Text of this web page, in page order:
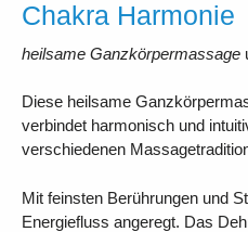
Chakra Harmonie
heilsame Ganzkörpermassage
Diese heilsame
verbindet harmonisch und
verschiedenen
Mit feinsten Berührungen und
Energiefluss angeregt. Das